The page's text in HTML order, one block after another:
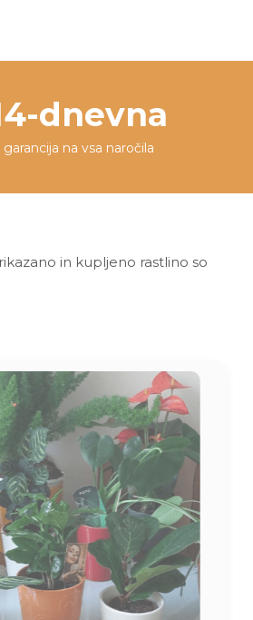
dnevna
garancija na vsa naročila
in kupljeno rastlino so